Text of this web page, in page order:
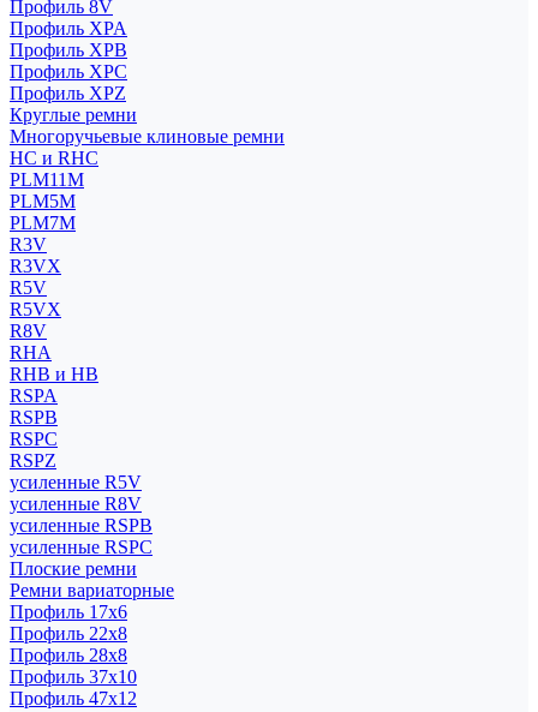
Профиль 8V
Профиль XPA
Профиль XPB
Профиль XPC
Профиль XPZ
Круглые ремни
Многоручьевые клиновые ремни
HC и RHC
PLM11M
PLM5M
PLM7M
R3V
R3VX
R5V
R5VX
R8V
RHA
RHB и HB
RSPA
RSPB
RSPC
RSPZ
усиленные R5V
усиленные R8V
усиленные RSPB
усиленные RSPC
Плоские ремни
Ремни вариаторные
Профиль 17x6
Профиль 22x8
Профиль 28x8
Профиль 37x10
Профиль 47x12